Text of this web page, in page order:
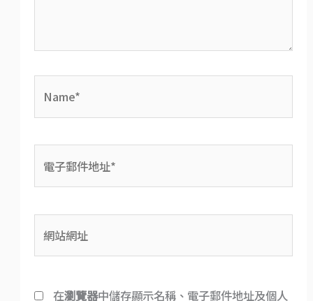
址 在瀏覽器中儲存顯示名稱、電子郵件地址及個人